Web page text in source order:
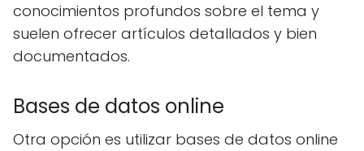
conocimientos profundos sobre el tema y
suelen ofrecer artículos detallados y bien
documentados.
Bases de datos online
Otra opción es utilizar bases de datos online